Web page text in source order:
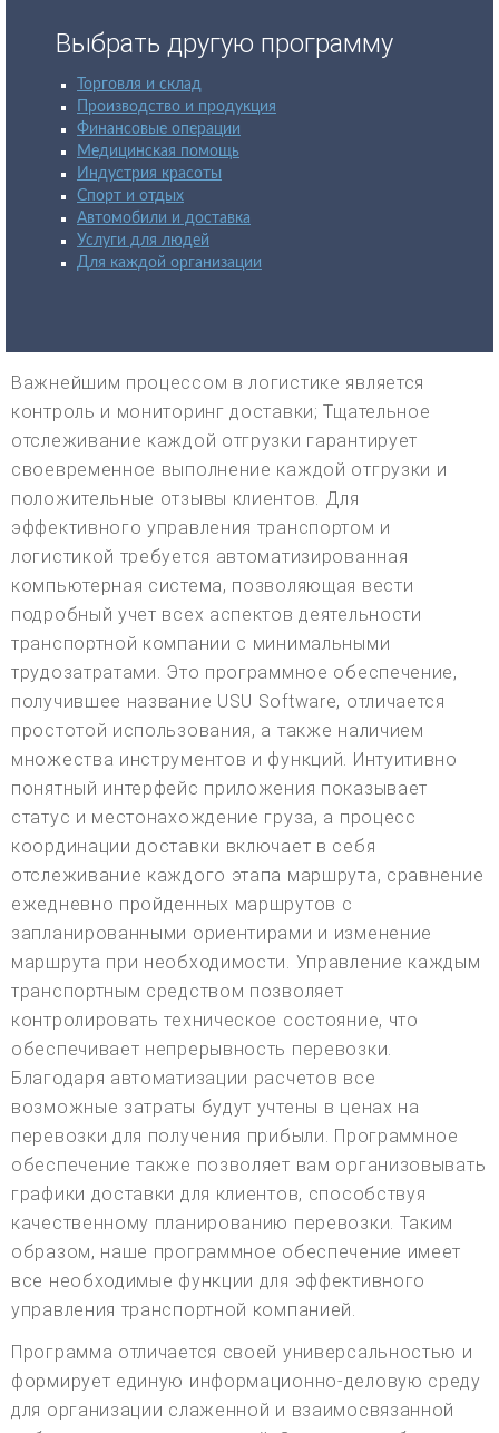
Выбрать другую программу
Торговля и склад
Производство и продукция
Финансовые операции
Медицинская помощь
Индустрия красоты
Спорт и отдых
Автомобили и доставка
Услуги для людей
Для каждой организации
Важнейшим процессом в логистике является
контроль и мониторинг доставки; Тщательное
отслеживание каждой отгрузки гарантирует
своевременное выполнение каждой отгрузки и
положительные отзывы клиентов. Для
эффективного управления транспортом и
логистикой требуется автоматизированная
компьютерная система, позволяющая вести
подробный учет всех аспектов деятельности
транспортной компании с минимальными
трудозатратами. Это программное обеспечение,
получившее название USU Software, отличается
простотой использования, а также наличием
множества инструментов и функций. Интуитивно
понятный интерфейс приложения показывает
статус и местонахождение груза, а процесс
координации доставки включает в себя
отслеживание каждого этапа маршрута, сравнение
ежедневно пройденных маршрутов с
запланированными ориентирами и изменение
маршрута при необходимости. Управление каждым
транспортным средством позволяет
контролировать техническое состояние, что
обеспечивает непрерывность перевозки.
Благодаря автоматизации расчетов все
возможные затраты будут учтены в ценах на
перевозки для получения прибыли. Программное
обеспечение также позволяет вам организовывать
графики доставки для клиентов, способствуя
качественному планированию перевозки. Таким
образом, наше программное обеспечение имеет
все необходимые функции для эффективного
управления транспортной компанией.
Программа отличается своей универсальностью и
формирует единую информационно-деловую среду
для организации слаженной и взаимосвязанной